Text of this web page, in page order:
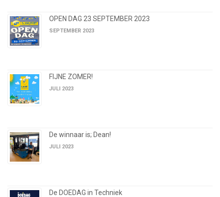
OPEN DAG 23 SEPTEMBER 2023
SEPTEMBER 2023
FIJNE ZOMER!
JULI 2023
De winnaar is; Dean!
JULI 2023
De DOEDAG in Techniek